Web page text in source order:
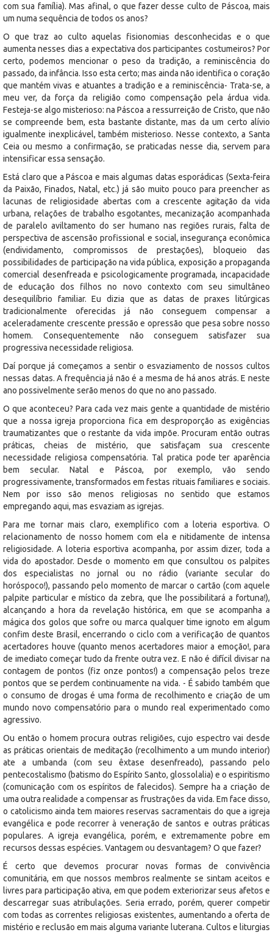
com sua família). Mas afinal, o que fazer desse culto de Páscoa, mais
um numa sequência de todos os anos?
O que traz ao culto aquelas fisionomias desconhecidas e o que
aumenta nesses dias a expectativa dos participantes costumeiros? Por
certo, podemos mencionar o peso da tradição, a reminiscência do
passado, da infância. Isso esta certo; mas ainda não identifica o coração
que mantém vivas e atuantes a tradição e a reminiscência- Trata-se, a
meu ver, da força da religião como compensação pela árdua vida.
Festeja-se algo misterioso: na Páscoa a ressurreição de Cristo, que não
se compreende bem, esta bastante distante, mas da um certo alívio
igualmente inexplicável, também misterioso. Nesse contexto, a Santa
Ceia ou mesmo a confirmação, se praticadas nesse dia, servem para
intensificar essa sensação.
Está claro que a Páscoa e mais algumas datas esporádicas (Sexta-feira
da Paixão, Finados, Natal, etc.) já são muito pouco para preencher as
lacunas de religiosidade abertas com a crescente agitação da vida
urbana, relações de trabalho esgotantes, mecanização acompanhada
de paralelo aviltamento do ser humano nas regiões rurais, falta de
perspectiva de ascensão profissional e social, insegurança econômica
(endividamento, compromissos de prestações), bloqueio das
possibilidades de participação na vida pública, exposição a propaganda
comercial desenfreada e psicologicamente programada, incapacidade
de educação dos filhos no novo contexto com seu simultâneo
desequilíbrio familiar. Eu dizia que as datas de praxes litúrgicas
tradicionalmente oferecidas já não conseguem compensar a
aceleradamente crescente pressão e opressão que pesa sobre nosso
homem. Consequentemente não conseguem satisfazer sua
progressiva necessidade religiosa.
Daí porque já começamos a sentir o esvaziamento de nossos cultos
nessas datas. A frequência já não é a mesma de há anos atrás. E neste
ano possivelmente serão menos do que no ano passado.
O que aconteceu? Para cada vez mais gente a quantidade de mistério
que a nossa igreja proporciona fica em desproporção as exigências
traumatizantes que o restante da vida impõe. Procuram então outras
práticas, cheias de mistério, que satisfaçam sua crescente
necessidade religiosa compensatória. Tal pratica pode ter aparência
bem secular. Natal e Páscoa, por exemplo, vão sendo
progressivamente, transformados em festas rituais familiares e sociais.
Nem por isso são menos religiosas no sentido que estamos
empregando aqui, mas esvaziam as igrejas.
Para me tornar mais claro, exemplifico com a loteria esportiva. O
relacionamento de nosso homem com ela e nitidamente de intensa
religiosidade. A loteria esportiva acompanha, por assim dizer, toda a
vida do apostador. Desde o momento em que consultou os palpites
dos especialistas no jornal ou no rádio (variante secular do
horóspoco!), passando pelo momento de marcar o cartão (com aquele
palpite particular e místico da zebra, que lhe possibilitará a fortuna!),
alcançando a hora da revelação histórica, em que se acompanha a
mágica dos golos que sofre ou marca qualquer time ignoto em algum
confim deste Brasil, encerrando o ciclo com a verificação de quantos
acertadores houve (quanto menos acertadores maior a emoção!, para
de imediato começar tudo da frente outra vez. E não é difícil divisar na
contagem de pontos (fiz onze pontos!) a compensação pelos treze
pontos que se perdem continuamente na vida. - É sabido também que
o consumo de drogas é uma forma de recolhimento e criação de um
mundo novo compensatório para o mundo real experimentado como
agressivo.
Ou então o homem procura outras religiões, cujo espectro vai desde
as práticas orientais de meditação (recolhimento a um mundo interior)
ate a umbanda (com seu êxtase desenfreado), passando pelo
pentecostalismo (batismo do Espírito Santo, glossolalia) e o espiritismo
(comunicação com os espíritos de falecidos). Sempre ha a criação de
uma outra realidade a compensar as frustrações da vida. Em face disso,
o catolicismo ainda tem maiores reservas sacramentais do que a igreja
evangélica e pode recorrer à veneração de santos e outras práticas
populares. A igreja evangélica, porém, e extremamente pobre em
recursos dessas espécies. Vantagem ou desvantagem? O que fazer?
É certo que devemos procurar novas formas de convivência
comunitária, em que nossos membros realmente se sintam aceitos e
livres para participação ativa, em que podem exteriorizar seus afetos e
descarregar suas atribulações. Seria errado, porém, querer competir
com todas as correntes religiosas existentes, aumentando a oferta de
mistério e reclusão em mais alguma variante luterana. Cultos e liturgias